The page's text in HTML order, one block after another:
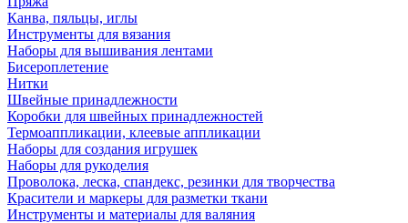
Канва, пяльцы, иглы
Инструменты для вязания
Наборы для вышивания лентами
Бисероплетение
Нитки
Швейные принадлежности
Коробки для швейных принадлежностей
Термоаппликации, клеевые аппликации
Наборы для создания игрушек
Наборы для рукоделия
Проволока, леска, спандекс, резинки для творчества
Красители и маркеры для разметки ткани
Инструменты и материалы для валяния